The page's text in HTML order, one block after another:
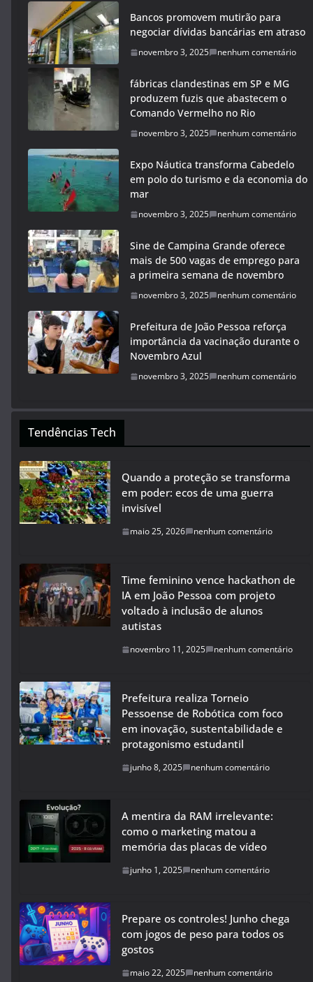
Bancos promovem mutirão para
negociar dívidas bancárias em atraso
novembro 3, 2025 nenhum comentário
fábricas clandestinas em SP e MG
produzem fuzis que abastecem o
Comando Vermelho no Rio
novembro 3, 2025 nenhum comentário
Expo Náutica transforma Cabedelo
em polo do turismo e da economia do
mar
novembro 3, 2025 nenhum comentário
Sine de Campina Grande oferece
mais de 500 vagas de emprego para
a primeira semana de novembro
novembro 3, 2025 nenhum comentário
Prefeitura de João Pessoa reforça
importância da vacinação durante o
Novembro Azul
novembro 3, 2025 nenhum comentário
Tendências Tech
Quando a proteção se transforma
em poder: ecos de uma guerra
invisível
maio 25, 2026 nenhum comentário
Time feminino vence hackathon de
IA em João Pessoa com projeto
voltado à inclusão de alunos
autistas
novembro 11, 2025 nenhum comentário
Prefeitura realiza Torneio
Pessoense de Robótica com foco
em inovação, sustentabilidade e
protagonismo estudantil
junho 8, 2025 nenhum comentário
A mentira da RAM irrelevante:
como o marketing matou a
memória das placas de vídeo
junho 1, 2025 nenhum comentário
Prepare os controles! Junho chega
com jogos de peso para todos os
gostos
maio 22, 2025 nenhum comentário